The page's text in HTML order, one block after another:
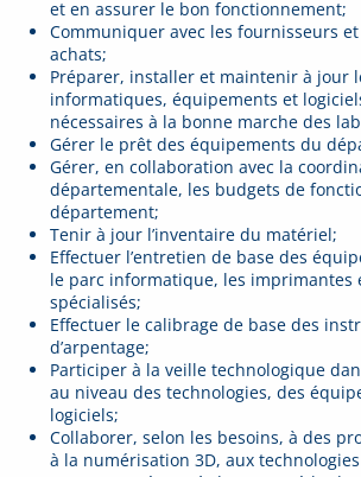
et en assurer le bon fonctionnement;
Communiquer avec les fournisseurs
achats;
Préparer, installer et maintenir à jour
informatiques, équipements et
nécessaires à la bonne marche des
Gérer le prêt des équipements du
Gérer, en collaboration avec la
départementale, les budgets de
département;
Tenir à jour l’inventaire du matériel;
Effectuer l’entretien de base des
le parc informatique, les imprimantes
spécialisés;
Effectuer le calibrage de base des
d’arpentage;
Participer à la veille technologique
au niveau des technologies, des
logiciels;
Collaborer, selon les besoins, à des
à la numérisation 3D, aux technologies